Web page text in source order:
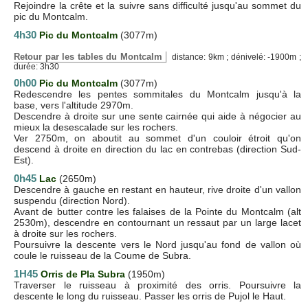
Rejoindre la crête et la suivre sans difficulté jusqu'au sommet du
pic du Montcalm.
4h30 Pic du Montcalm (3077m)
Retour par les tables du Montcalm
distance: 9km ; dénivelé: -1900m ;
durée: 3h30
0h00 Pic du Montcalm (3077m)
Redescendre les pentes sommitales du Montcalm jusqu'à la
base, vers l'altitude 2970m.
Descendre à droite sur une sente cairnée qui aide à négocier au
mieux la desescalade sur les rochers.
Ver 2750m, on aboutit au sommet d'un couloir étroit qu'on
descend à droite en direction du lac en contrebas (direction Sud-
Est).
0h45 Lac (2650m)
Descendre à gauche en restant en hauteur, rive droite d'un vallon
suspendu (direction Nord).
Avant de butter contre les falaises de la Pointe du Montcalm (alt
2530m), descendre en contournant un ressaut par un large lacet
à droite sur les rochers.
Poursuivre la descente vers le Nord jusqu'au fond de vallon où
coule le ruisseau de la Coume de Subra.
1H45 Orris de Pla Subra (1950m)
Traverser le ruisseau à proximité des orris. Poursuivre la
descente le long du ruisseau. Passer les orris de Pujol le Haut.